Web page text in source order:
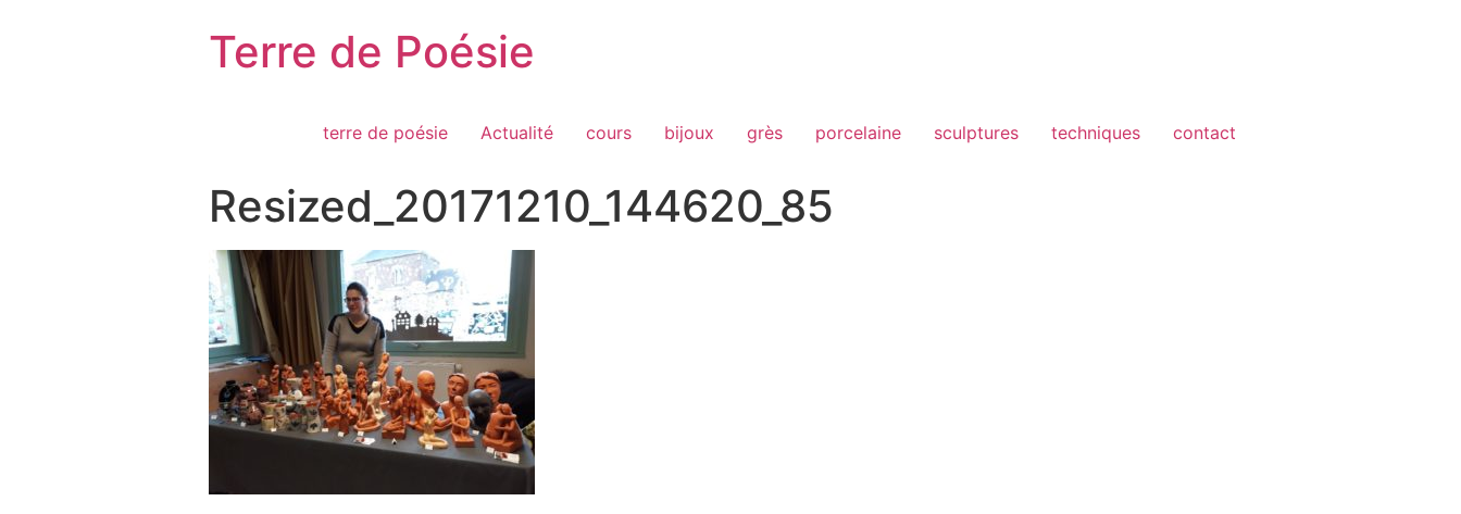
Terre de Poésie
terre de poésie Actualité cours bijoux grès porcelaine sculptures techniques contact
Resized_20171210_144620_85